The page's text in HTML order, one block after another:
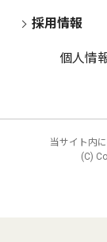
採用情報
個人情
当サイト内
(C)